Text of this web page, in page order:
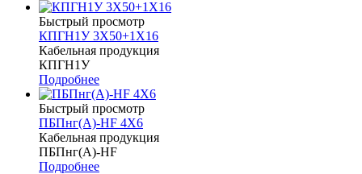
Быстрый просмотр
КПГН1У 3Х50+1Х16
Кабельная продукция
КПГН1У
Подробнее
Быстрый просмотр
ПБПнг(А)-HF 4Х6
Кабельная продукция
ПБПнг(А)-HF
Подробнее